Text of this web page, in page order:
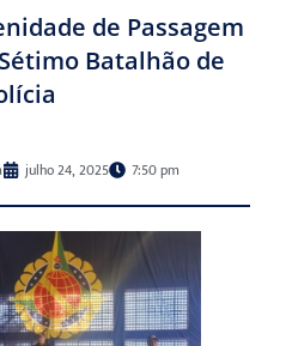
de Passagem
Batalhão de
julho 24, 2025 7:50 pm